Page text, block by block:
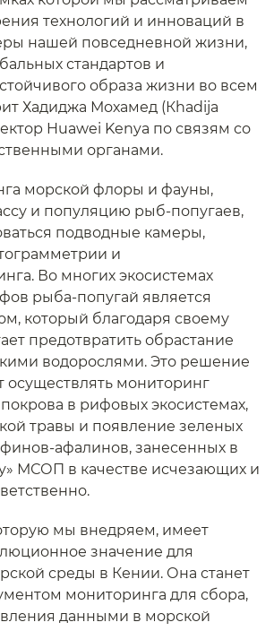
технологий и инноваций в
нашей повседневной жизни,
стандартов и
образа жизни во всем
Хадиджа Мохамед (Кhadija
Huawei Kenya по связям со
органами.
морской флоры и фауны,
и популяцию рыб-попугаев,
подводные камеры,
и
Во многих экосистемах
рыба-попугай является
который благодаря своему
предотвратить обрастание
водорослями. Это решение
осуществлять мониторинг
в рифовых экосистемах,
травы и появление зеленых
афалинов, занесенных в
МСОП в качестве исчезающих и
мы внедряем, имеет
значение для
среды в Кении. Она станет
мониторинга для сбора,
данными в морской